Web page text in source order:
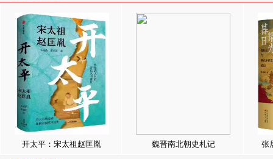
开太平：宋太祖赵匡胤 魏晋南北朝史札记 张